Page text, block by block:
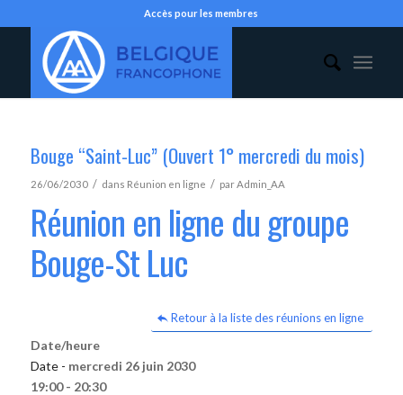
Accès pour les membres
Bouge “Saint-Luc” (Ouvert 1° mercredi du mois)
26/06/2030 / dans Réunion en ligne / parAdmin_AA
Réunion en ligne du groupe
Bouge-St Luc
Retour à la liste des réunions en ligne
Date/heure
Date - mercredi 26 juin 2030
19:00 - 20:30